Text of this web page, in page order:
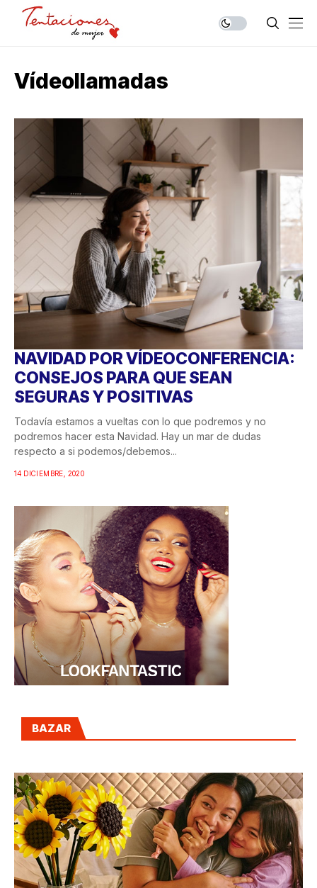
Vídeollamadas
NAVIDAD POR VÍDEOCONFERENCIA:
CONSEJOS PARA QUE SEAN
SEGURAS Y POSITIVAS
Todavía estamos a vueltas con lo que podremos y no
podremos hacer esta Navidad. Hay un mar de dudas
respecto a si podemos/debemos...
14 DICIEMBRE, 2020
BAZAR